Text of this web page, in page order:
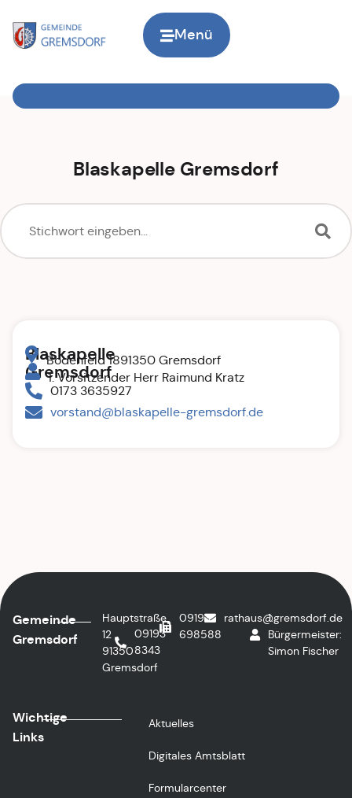
Menü
Blaskapelle Gremsdorf
Blaskapelle
Gremsdorf
Bodenfeld 1891350 Gremsdorf
1. Vorsitzender Herr Raimund Kratz
0173 3635927
vorstand@blaskapelle-gremsdorf.de
Gemeinde
Gremsdorf
Hauptstraße
12
91350
Gremsdorf
09193
8343
09193
698588
rathaus@gremsdorf.de
1.
Bürgermeister:
Simon Fischer
Wichtige
Links
Aktuelles
Digitales Amtsblatt
Formularcenter